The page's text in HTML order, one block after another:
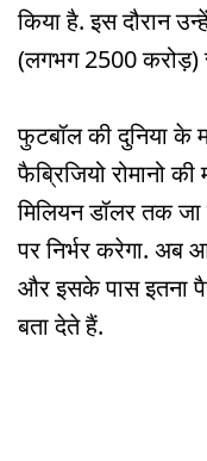
किया है. इस दौरान
(लगभग 2500 करोड़)
फुटबॉल की दुनिया के
फैब्रिजियो रोमानो
मिलियन डॉलर तक
पर निर्भर करेगा. अब
और इसके पास इतना
बता देते हैं.